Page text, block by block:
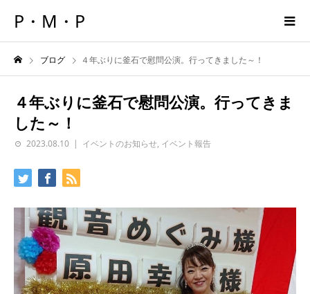
P・M・P
ブログ ４年ぶりに釜石で慰問公演。行ってきました～！
４年ぶりに釜石で慰問公演。行ってきま
した～！
2023.08.10 イベントのお知らせ, イベント報告